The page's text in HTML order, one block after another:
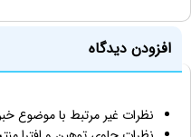
افزودن دیدگاه
نظرات غیر مرتبط با موضوع